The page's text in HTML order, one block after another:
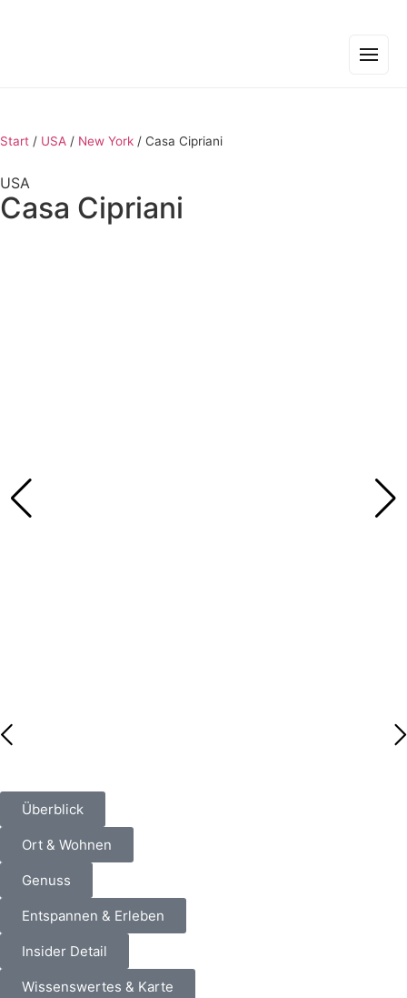
Start / USA / New York / Casa Cipriani
USA
Casa Cipriani
Überblick
Ort & Wohnen
Genuss
Entspannen & Erleben
Insider Detail
Wissenswertes & Karte